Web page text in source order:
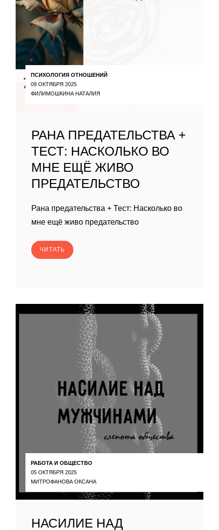
ПСИХОЛОГИЯ ОТНОШЕНИЙ
09 ОКТЯБРЯ 2025
ФИЛИМОШКИНА НАТАЛИЯ
РАНА ПРЕДАТЕЛЬСТВА +
ТЕСТ: НАСКОЛЬКО ВО
МНЕ ЕЩЁ ЖИВО
ПРЕДАТЕЛЬСТВО
Рана предательства + Тест: Насколько во
мне ещё живо предательство
ЧИТАТЬ
РАБОТА И ОБЩЕСТВО
05 ОКТЯБРЯ 2025
МИТРОФАНОВА ОКСАНА
НАСИЛИЕ НАД